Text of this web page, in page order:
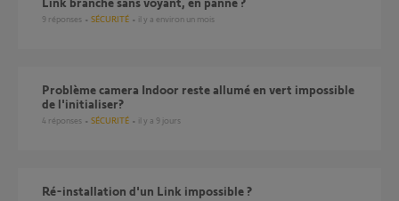
9 réponses SÉCURITÉ il y a environ un mois
problème camera Indoor reste allumé en vert impossible
de l'initialiser?
4 réponses SÉCURITÉ il y a 9 jours
ré-installation d'un Link impossible ?